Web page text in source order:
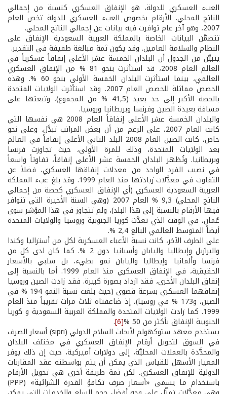
العبء العسكري للدولة، هو الإنفاق العسكري كنسبة من إجمالي
الناتج المحلي. الأرقام بخصوص العبء العسكري للدولة تخص العام
2007، وهو آخر عام توافرت فيه بيانات عن إجمالي الناتج المحلي.
تتضمَّن البيانات الخاصة بالمملكة العربية السعودية الإنفاق على
النظام والسلامة العامين. وقد يكون ثمة مبالغة طفيفة في التقدير.
يتبيَّن من الجدول أن البلدان الخمسة عشر الأعلى إنفاقاً عسكرياً في
العالم العام 2008، قد استأثرت بنحو 81 % من الإنفاق العسكري
العالمي، بينما استأثرت البلدان الخمسة الأولى بنحو 60 %. وهذه
الحصص مماثلة للحصص العام 2007. وقد استأثرت الولايات المتحدة
بالحصة الأكبر إلى حد بعيد (41,5 % من المجموع)، وتبعتها على
مسافة بعيدة الصين وفرنسا وبريطانيا وروسيا.
والبلدان الخمسة عشر الأعلى إنفاقاً العام 2008 هي نفسها التي
كانت العام 2007، على الرغم من أن بعض المراتب تبدَّل. وعلى نحو
خاص، كانت الصين العام 2008 البلد الثاني الأعلى إنفاقاً في العالم
بعد الولايات المتحدة، وذلك للمرة الأولى، حيث تجاوزت فرنسا
وبريطانيا. وتُظهر البلدان الخمسة عشر الأعلى إنفاقاً، تفاوتاً واسعاً
في نصيب الفرد الواحد من معدلات إنفاقها العسكري، فضلاً عن
التفاوت في معدَّلات زيادتها منذ العام 1999. وقد بلغ عبء المملكة
العربية السعودية العسكري (أي الإنفاق العسكري كحصة من إجمالي
الناتج المحلي) 9,3 % العام 2007 (وهي السنة الأخيرة التي تتوافر
فيها الأرقام بالنسبة إلى هذا البلد)، ولم تتجاوز في هذا المؤشر سوى
عُمان، في الوقت الذي تعدَّت كوريا الجنوبية وروسيا والولايات المتحدة
أيضاً المتوسط العالمي البالغ 2,4 %.
على الطرف الآخر، كانت نسبة الأعباء العسكرية لكل من أستراليا وكندا
والبرازيل وإيطاليا واليابان وأسبانيا دون 2 %. كما كان لدى كل من
فرنسا وألمانيا وإيطاليا واليابان نمو بطيء، بل سلبي بالأسعار
الحقيقية، في الإنفاق العسكري منذ العام 1999. أما بالنسبة إلى
إنفاق البلدان الأخرى، فقد ازداد بصورة كبيرة. فقد زادت الصين وروسيا
إنفاقهما العسكري بسرعة قصوى (حيث بلغت نسبة النمو 194 % في
الصين، و173 % في روسيا)، إذ ضاعفتاه ثلاث مرات تقريباً منذ العام
1999. كما زادت الولايات المتحدة والمملكة العربية السعودية و كوريا
الجنوبية الإنفاق بأكثر من 50 % [6]
.
يستخدم معهد ستوكهولم لأبحاث السلام الدولي (sipri) أسعار الصرف
في السوق لتحويل أرقام الإنفاق العسكري في مختلف البلدان
والمحدَّدة بالعملات المحليَّة، إلى دولارات أميركية، حيث إن ذلك يوفر
المعيار الأسهل للقياس الذي يمكن أن يتم بواسطته عقد المقارنات
الدولية للإنفاق العسكري. لكن ثمة طريقة أخرى هي تحويل الأرقام
باستخدام ما يسمى «أسعار صرف تكافؤ القدرة الشرائية» (PPP)